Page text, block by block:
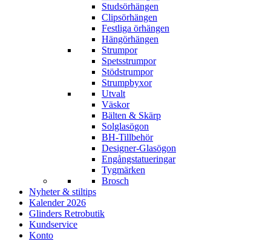
Studsörhängen
Clipsörhängen
Festliga örhängen
Hängörhängen
Strumpor
Spetsstrumpor
Stödstrumpor
Strumpbyxor
Utvalt
Väskor
Bälten & Skärp
Solglasögon
BH-Tillbehör
Designer-Glasögon
Engångstatueringar
Tygmärken
Brosch
Nyheter & stiltips
Kalender 2026
Glinders Retrobutik
Kundservice
Konto